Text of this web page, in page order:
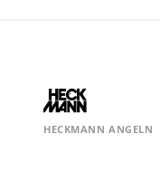
HECKMANN ANGELN